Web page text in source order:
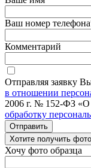
Ваш номер телефона
Комментарий
Отправляя заявку
в отношении
2006 г. № 152-ФЗ «О
обработку
Отправить
Хотите получить
Хочу фото образца